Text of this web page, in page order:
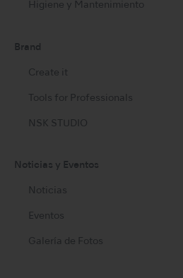
Higiene y Mantenimiento
Brand
Create it
Tools for Professionals
NSK STUDIO
Noticias y Eventos
Noticias
Eventos
Galería de Fotos